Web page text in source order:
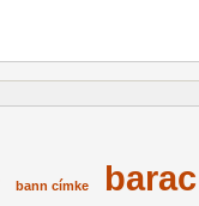
bann címke